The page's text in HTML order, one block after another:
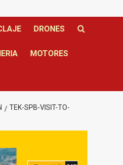
DRONES
MOTORES
TEK-SPB-VISIT-TO-